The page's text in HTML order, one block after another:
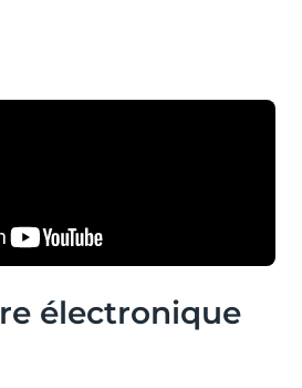
électronique